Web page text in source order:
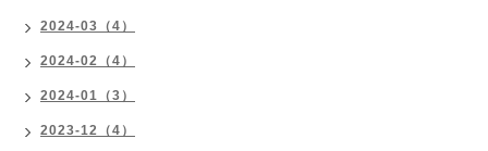
2024-03（4）
2024-02（4）
2024-01（3）
2023-12（4）